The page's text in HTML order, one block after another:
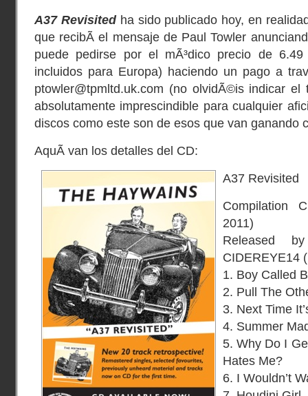
A37 Revisited ha sido publicado hoy, en
que recibÃ­ el mensaje de Paul Towler
puede pedirse por el mÃ³dico precio de
incluidos para Europa) haciendo un pago a
ptowler@tpmltd.uk.com (no olvidÃ©is indicar el
absolutamente imprescindible para cualquier
discos como este son de esos que van ganando
AquÃ­ van los detalles del CD:
A37 Revisited
Compilation
2011)
Released
CIDEREYE14
1. Boy Called
2. Pull The
3. Next Time
4. Summer
5. Why Do I
Hates Me?
6. I Wouldn’t